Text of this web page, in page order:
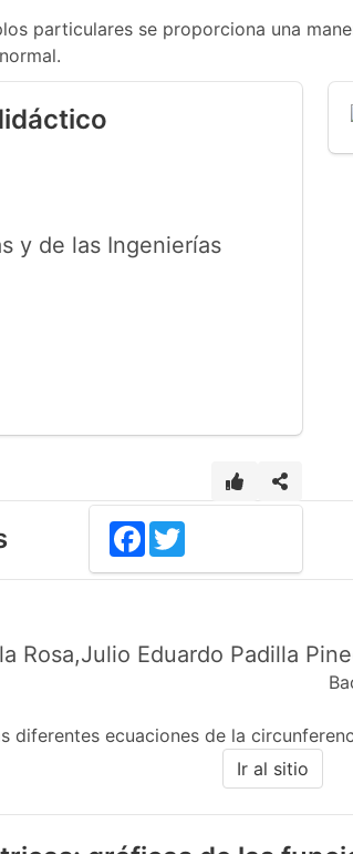
particulares se proporciona una
y de las Ingenierías
Facebook
Rosa,Julio Eduardo Padilla
diferentes ecuaciones de la
Ir al sitio